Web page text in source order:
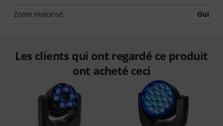
Zoom motorisé Oui
Les clients qui ont regardé ce produit
ont acheté ceci